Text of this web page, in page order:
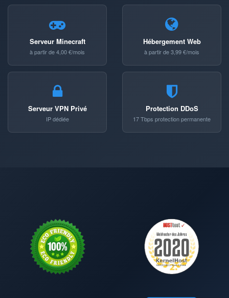
Serveur Minecraft
à partir de 4,00 €/mois
Hébergement Web
à partir de 3,99 €/mois
Serveur VPN Privé
IP dédiée
Protection DDoS
17 Tbps protection permanente